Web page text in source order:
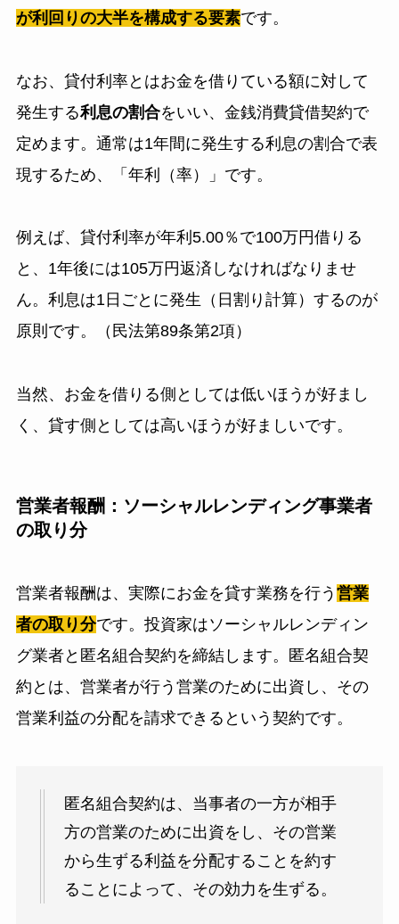
が利回りの大半を構成する要素です。
なお、貸付利率とはお金を借りている額に対して
発生する利息の割合をいい、金銭消費貸借契約で
定めます。通常は1年間に発生する利息の割合で表
現するため、「年利（率）」です。
例えば、貸付利率が年利5.00％で100万円借りる
と、1年後には105万円返済しなければなりませ
ん。利息は1日ごとに発生（日割り計算）するのが
原則です。（民法第89条第2項）
当然、お金を借りる側としては低いほうが好まし
く、貸す側としては高いほうが好ましいです。
営業者報酬：ソーシャルレンディング事業者
の取り分
営業者報酬は、実際にお金を貸す業務を行う 営業
者の取り分です。投資家はソーシャルレンディン
グ業者と匿名組合契約を締結します。匿名組合契
約とは、営業者が行う営業のために出資し、その
営業利益の分配を請求できるという契約です。
匿名組合契約は、当事者の一方が相手
方の営業のために出資をし、その営業
から生ずる利益を分配することを約す
ることによって、その効力を生ずる。